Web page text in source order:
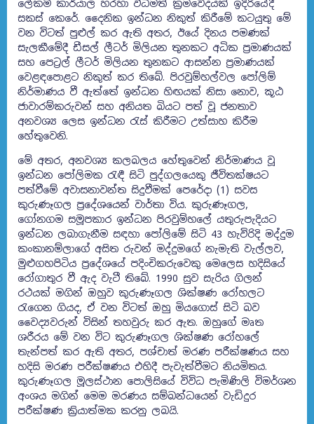
ලේකම් කාර්යාල හරහා විධිමත් ක්‍රමවේදයක් ඉදිරියේදී
සකස් කෙරේ. දෛනික ඉන්ධන නිකුත් කිරීමේ කටයුතු මේ
වන විටත් පුළුල් කර ඇති අතර, ඊයේ දිනය පමණක්
සැලකීමේදී ඩීසල් ලීටර් මිලියන තුනකට අධික ප්‍රමාණයක්
සහ පෙට්‍රල් ලීටර් මිලියන තුනකට ආසන්න ප්‍රමාණයක්
වෙළඳපොළට නිකුත් කර තිබේ. පිරවුම්හල්වල පෝලිම්
නිර්මාණය වී ඇත්තේ ඉන්ධන හිඟයක් නිසා නොව, කූඨ
ජාවාරම්කරුවන් සහ අනියත බියට පත් වූ ජනතාව
අනවශ්‍ය ලෙස ඉන්ධන රැස් කිරීමට උත්සාහ කිරීම
හේතුවෙනි.
මේ අතර, අනවශ්‍ය කලබලය හේතුවෙන් නිර්මාණය වූ
ඉන්ධන පෝලිමක රැඳී සිටි පුද්ගලයෙකු ජීවිතක්ෂයට
පත්වීමේ අවාසනාවන්ත සිදුවීමක් පෙරේදා (1) සවස
කුරුණෑගල ප්‍රදේශයෙන් වාර්තා විය. කුරුණෑගල,
ගෝනගම සමූපකාර ඉන්ධන පිරවුම්හලේ යතුරුපැදියට
ඉන්ධන ලබාගැනීම සඳහා පෝලිමේ සිටි 43 හැවිරිදි මද්දුම
කංකානම්ලාගේ අසිත රුවන් මද්දුමගේ නැමැති වැල්ලව,
මුළුගහපිටිය ප්‍රදේශයේ පදිංචිකරුවෙකු මෙලෙස හදිසියේ
රෝගාතුර වී ඇද වැටී තිබේ. 1990 සුව සැරිය ගිලන්
රථයක් මගින් ඔහුව කුරුණෑගල ශික්ෂණ රෝහලට
රැගෙන ගියද, ඒ වන විටත් ඔහු මියගොස් සිටි බව
වෛද්‍යවරුන් විසින් තහවුරු කර ඇත. ඔහුගේ මෘත
ශරීරය මේ වන විට කුරුණෑගල ශික්ෂණ රෝහලේ
තැන්පත් කර ඇති අතර, පශ්චාත් මරණ පරීක්ෂණය සහ
හදිසි මරණ පරීක්ෂණය එහිදී පැවැත්වීමට නියමිතය.
කුරුණෑගල මූලස්ථාන පොලිසියේ විවිධ පැමිණිලි විමර්ශන
අංශය මගින් මෙම මරණය සම්බන්ධයෙන් වැඩිදුර
පරීක්ෂණ ක්‍රියාත්මක කරනු ලබයි.